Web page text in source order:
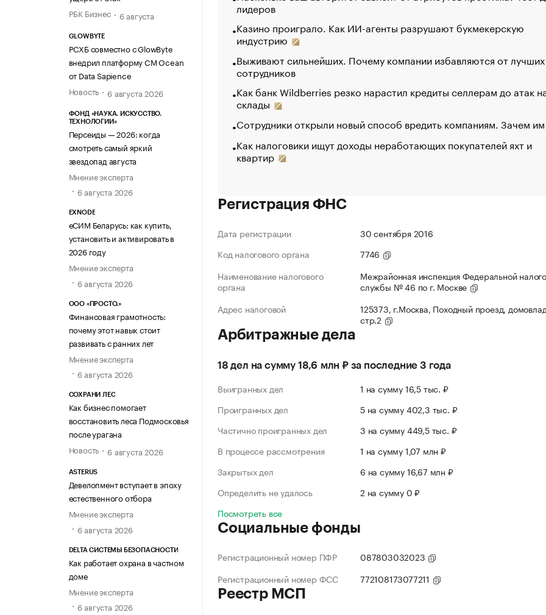
РБК Бизнес
6 августа
GLOWBYTE
РСХБ совместно с GlowByte
внедрил платформу CM Ocean
от Data Sapience
Новость
6 августа 2026
ФОНД «НАУКА. ИСКУССТВО.
ТЕХНОЛОГИИ»
Персеиды — 2026: когда
смотреть самый яркий
звездопад августа
Мнение эксперта
6 августа 2026
EXNODE
еСИМ Беларусь: как купить,
установить и активировать в
2026 году
Мнение эксперта
6 августа 2026
ООО «ПРОСТО.»
Финансовая грамотность:
почему этот навык стоит
развивать с ранних лет
Мнение эксперта
6 августа 2026
СОХРАНИ ЛЕС
Как бизнес помогает
восстановить леса Подмосковья
после урагана
Новость
6 августа 2026
ASTERUS
Девелопмент вступает в эпоху
естественного отбора
Мнение эксперта
6 августа 2026
DELTA СИСТЕМЫ БЕЗОПАСНОСТИ
Как работает охрана в частном
доме
Мнение эксперта
6 августа 2026
лидеров
Казино проиграло. Как ИИ-агенты разрушают букмекерскую
индустрию
Выживают сильнейших. Почему компании избавляются от лучших
сотрудников
Как банк Wildberries резко нарастил кредиты селлерам до атак
склады
Сотрудники открыли новый способ вредить компаниям. Зачем
Как налоговики ищут доходы неработающих покупателей яхт и
квартир
Регистрация ФНС
Дата регистрации
30 сентября 2016
Код налогового органа
7746
Наименование налогового
органа
Межрайонная инспекция Федеральной
службы № 46 по г. Москве
Адрес налоговой
125373, г.Москва, Походный проезд,
стр.2
Арбитражные дела
18 дел на сумму 18,6 млн ₽ за последние 3 года
Выигранных дел
1 на сумму 16,5 тыс. ₽
Проигранных дел
5 на сумму 402,3 тыс. ₽
Частично проигранных дел
3 на сумму 449,5 тыс. ₽
В процессе рассмотрения
1 на сумму 1,07 млн ₽
Закрытых дел
6 на сумму 16,67 млн ₽
Определить не удалось
2 на сумму 0 ₽
Посмотреть все
Социальные фонды
Регистрационный номер ПФР
087803032023
Регистрационный номер ФСС
772108173077211
Реестр МСП